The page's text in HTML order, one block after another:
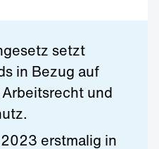
setzt
in Bezug auf
und
erstmalig in